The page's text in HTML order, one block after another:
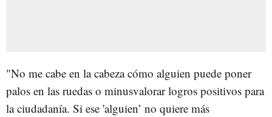
"No me cabe en la cabeza cómo alguien puede poner
palos en las ruedas o minusvalorar logros positivos para
la ciudadanía. Si ese 'alguien’ no quiere más